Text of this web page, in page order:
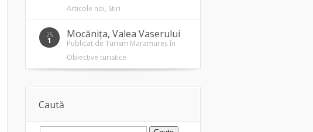
Articole noi, Stiri
25
1
Mocănița, Valea Vaserului
Publicat de Turism Maramureș în
Obiective turistice
Caută